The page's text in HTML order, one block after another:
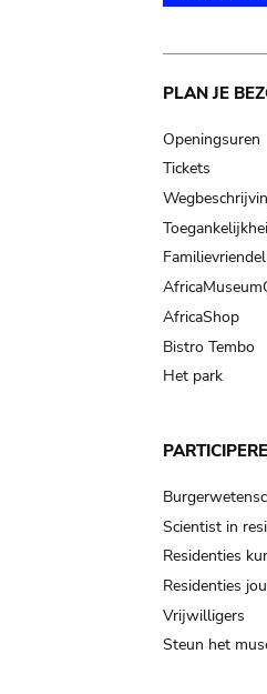
Main
PLAN JE
Openingsuren
Tickets
AfricaShop
Bistro Tembo
Het park
Scientist in
Residenties
Residenties
Vrijwilligers
Steun het